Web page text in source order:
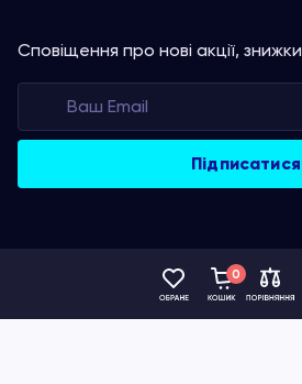
0
Сповіщення про нові акції,
Ми приймаємо платежі за